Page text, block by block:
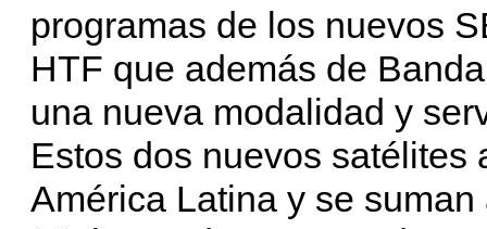
programas de los nuevos
HTF que además de
una nueva modalidad y
Estos dos nuevos satélites
América Latina y se